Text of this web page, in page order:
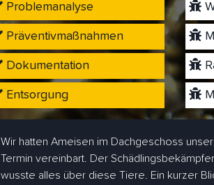
Problemanalyse
Präventivmaßnahmen
Dokumentation
Entsorgung
Wir hatten Ameisen im Dachgeschoss
Termin vereinbart. Der
wusste alles über diese Tiere. Ein kurzer